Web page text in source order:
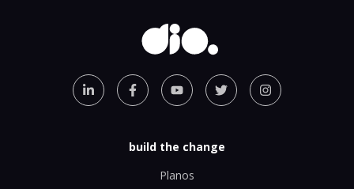
build the change
Planos